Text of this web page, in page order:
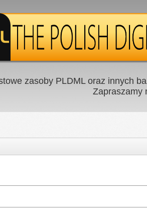
zasoby PLDML oraz innych
Zapraszamy